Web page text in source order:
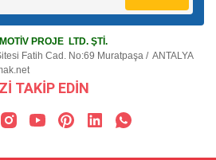
PROJE LTD. ŞTİ.
Fatih Cad. No:69 Muratpaşa / ANTALYA
TAKİP EDİN